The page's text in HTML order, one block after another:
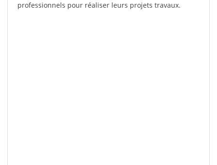
professionnels pour réaliser leurs projets travaux.